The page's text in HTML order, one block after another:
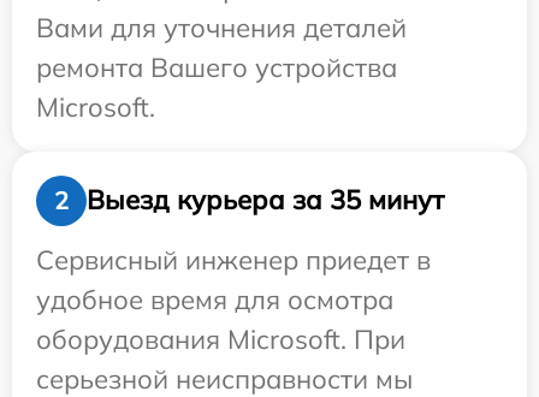
Вами для уточнения деталей
ремонта Вашего устройства
Microsoft.
2
Выезд курьера за 35 минут
Сервисный инженер приедет в
удобное время для осмотра
оборудования Microsoft. При
серьезной неисправности мы